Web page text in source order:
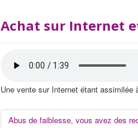
Achat sur Internet
Une vente sur Internet étant assimilée
Abus de faiblesse, vous avez des